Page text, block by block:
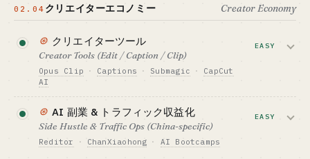
億
ネット感度の高いひとり・コミュニティ運営
に強い人向き · ただし規制には注意が必要
$150K-700K
アプリ内課金 / サブスク / 広告
ベンチマーク · BENCHMARK
NPC
インディーゲームを狙うひとりエンジニア
が強い領域です。
必要資金の目安 · CAPITAL
$15-70K
GTM · 売り方
Rizz AI · YourMove · Teaser AI
向いている人 · BEST FIT
海外 web / アプリ向けのネット感度の高いひ
02.04 クリエイターエコノミー Creator Economy
⊛ クリエイターツール
Creator Tools (Edit / Caption / Clip)
Opus Clip · Captions · Submagic ·
CapCut
AI
クリエイターエコノミーと AI の組み合わ
せは、B2C のなかで最もキャッシュフロ
ーが安定するトラックの一つです。「ツ
ール + 教材 + ブートキャンプ」をひとり
EASY
⊛ AI 副業 & トラフィック収益化
Side Hustle & Traffic Ops (China-specific)
Reditor · ChanXiaohong · AI Bootcamps
EASY